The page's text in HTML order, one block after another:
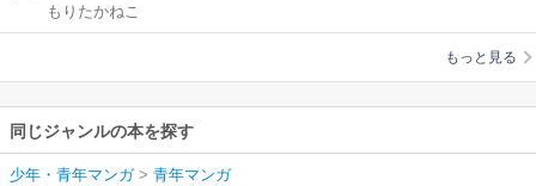
もりたかねこ
もっと見る
同じジャンルの本を探す
少年・青年マンガ> 青年マンガ